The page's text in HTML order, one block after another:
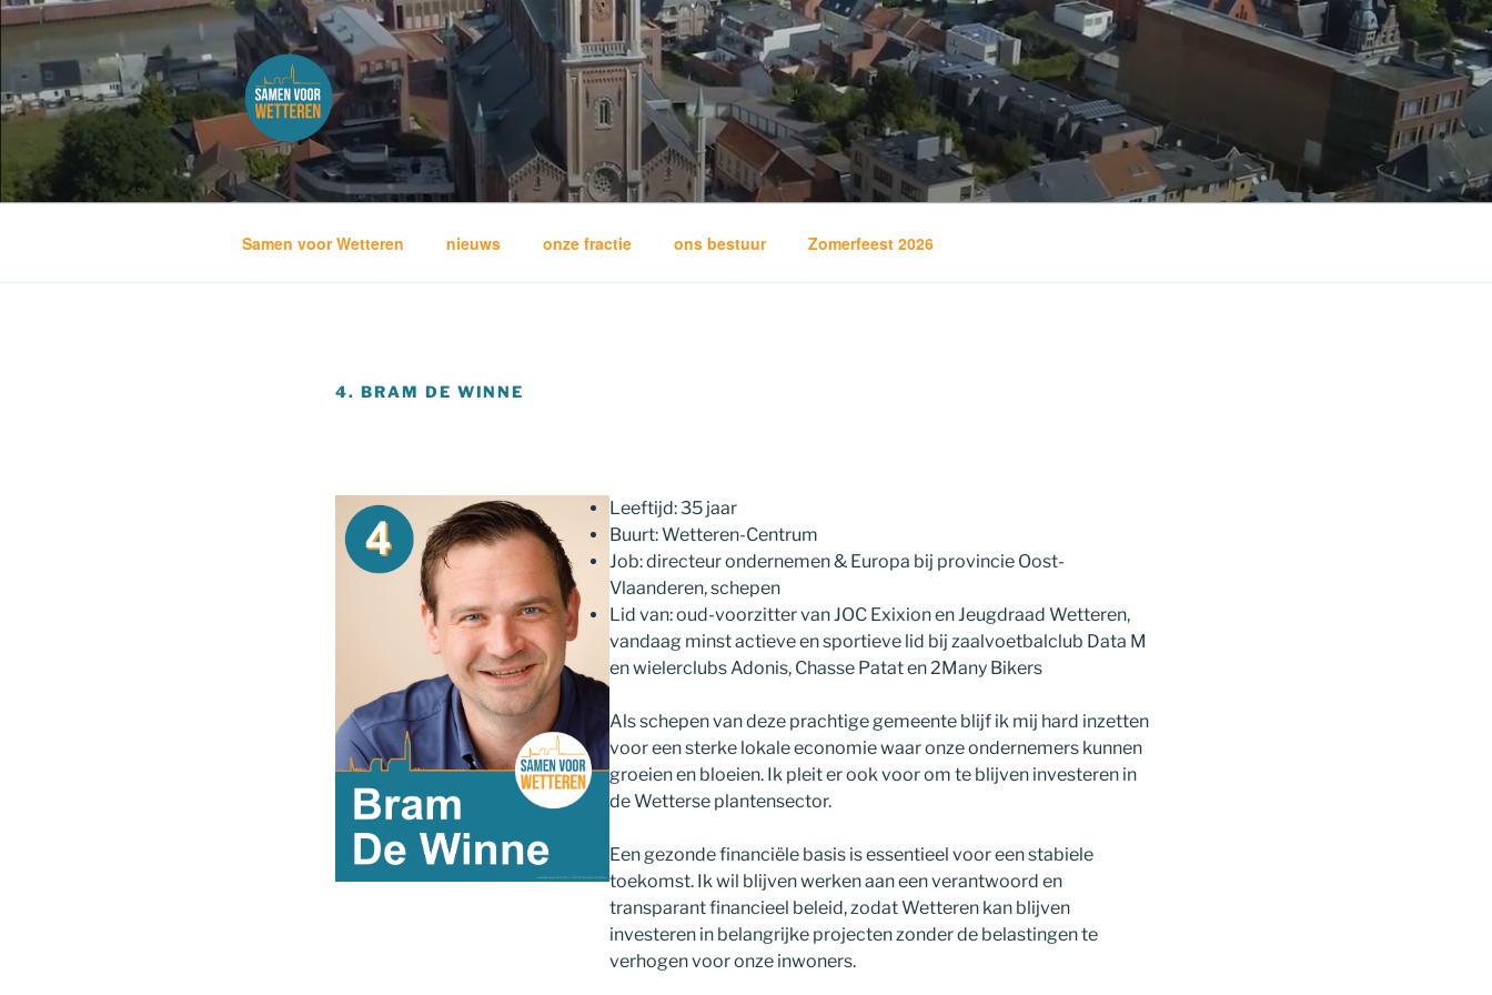
Skip
content
SAMENVOORWETTEREN
Samen voor Wetteren nieuws onze fractie ons bestuur Zomerfeest 2026
4. BRAM DE WINNE
Leeftijd: 35 jaar
Buurt: Wetteren-Centrum
Job: directeur ondernemen & Europa bij provincie Oost-
Vlaanderen, schepen
Lid van: oud-voorzitter van JOC Exixion en Jeugdraad Wetteren,
vandaag minst actieve en sportieve lid bij zaalvoetbalclub Data M
en wielerclubs Adonis, Chasse Patat en 2Many Bikers
Als schepen van deze prachtige gemeente blijf ik mij hard inzetten
voor een sterke lokale economie waar onze ondernemers kunnen
groeien en bloeien. Ik pleit er ook voor om te blijven investeren in
de Wetterse plantensector.
Een gezonde financiële basis is essentieel voor een stabiele
toekomst. Ik wil blijven werken aan een verantwoord en
transparant financieel beleid, zodat Wetteren kan blijven
investeren in belangrijke projecten zonder de belastingen te
verhogen voor onze inwoners.